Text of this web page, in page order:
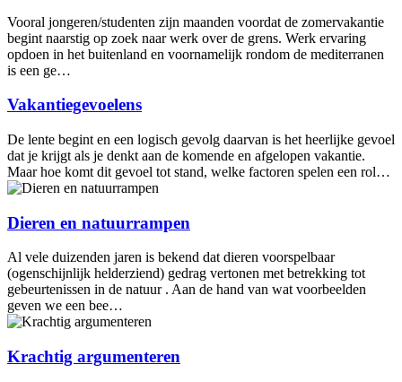
Vooral jongeren/studenten zijn maanden voordat de zomervakantie
begint naarstig op zoek naar werk over de grens. Werk ervaring
opdoen in het buitenland en voornamelijk rondom de mediterranen
is een ge…
Vakantiegevoelens
De lente begint en een logisch gevolg daarvan is het heerlijke gevoel
dat je krijgt als je denkt aan de komende en afgelopen vakantie.
Maar hoe komt dit gevoel tot stand, welke factoren spelen een rol…
Dieren en natuurrampen
Al vele duizenden jaren is bekend dat dieren voorspelbaar
(ogenschijnlijk helderziend) gedrag vertonen met betrekking tot
gebeurtenissen in de natuur . Aan de hand van wat voorbeelden
geven we een bee…
Krachtig argumenteren